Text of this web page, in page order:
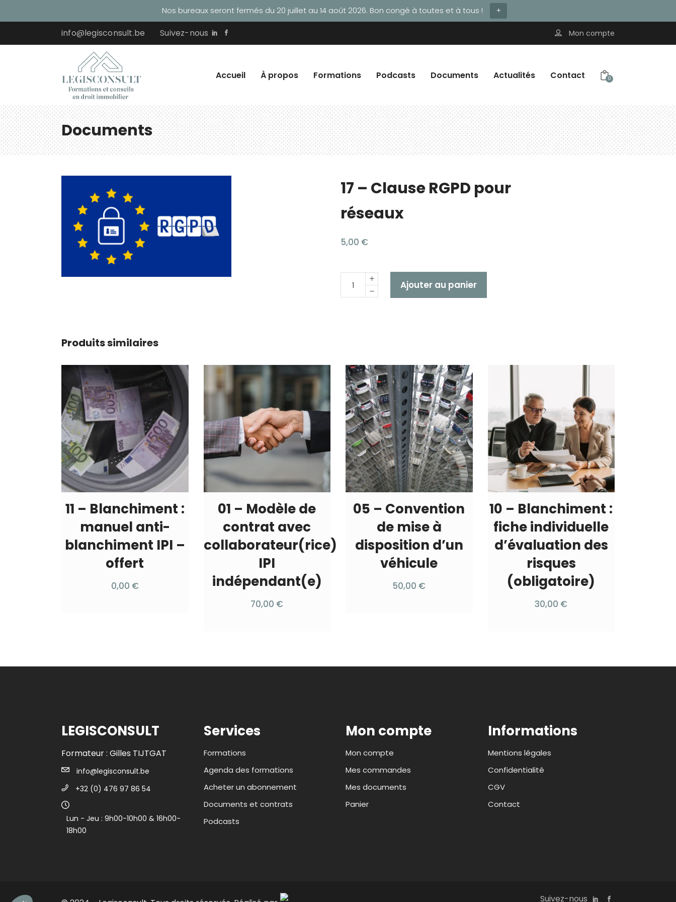
Nos bureaux seront fermés du 20 juillet au 14 août 2026. Bon congé à toutes et à tous ! +
info@legisconsult.be Suivez-nous Mon compte
Accueil À propos Formations Podcasts Documents Actualités Contact 0
Documents
17 – Clause RGPD pour
réseaux
5,00 €
Quantité
Ajouter au panier
Produits similaires
11 – Blanchiment :
manuel anti-
blanchiment IPI –
offert
0,00 €
01 – Modèle de
contrat avec
collaborateur(rice)
IPI
indépendant(e)
70,00 €
05 – Convention
de mise à
disposition d’un
véhicule
50,00 €
10 – Blanchiment :
fiche individuelle
d’évaluation des
risques
(obligatoire)
30,00 €
LEGISCONSULT
Formateur : Gilles TIJTGAT
info@legisconsult.be
+32 (0) 476 97 86 54
Lun - Jeu : 9h00-10h00 & 16h00-
18h00
Services
Formations
Agenda des formations
Acheter un abonnement
Documents et contrats
Podcasts
Mon compte
Mon compte
Mes commandes
Mes documents
Panier
Informations
Mentions légales
Confidentialité
CGV
Contact
Suivez-nous